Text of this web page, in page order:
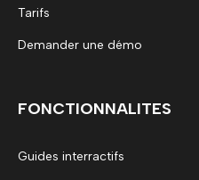
Tarifs
Demander une démo
FONCTIONNALITES
Guides interractifs